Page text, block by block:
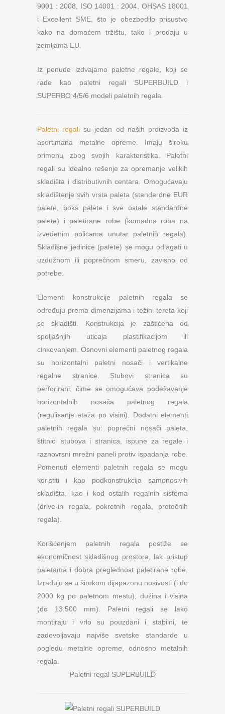
9001 : 2008, ISO 14001 : 2004, OHSAS 18001
i Excellent SME, što je obezbedilo prisustvo
kako na domaćem tržištu, tako i prodaju u
zemljama EU.
Iz ponude izdvajamo paletne regale, koji se
rade kao paletni regali SUPERBUILD i
SUPERBO 4/5/6 modeli paletnih regala.
Paletni regali su jedan od naših proizvoda iz
asortimana metalne opreme. Imaju široku
primenu zbog svojih karakteristika. Paletni
regali su idealno rešenje za opremanje velikih
skladišta i distributivnih centara. Omogućavaju
skladištenje svih vrsta paleta (standardne EUR
palete, boks palete i sve ostale standardne
palete) i paletirane robe (komadna roba na
izvedenim policama unutar paletnih regala).
Skladišne jedinice (palete) se mogu odlagati u
uzdužnom ili poprečnom smeru, zavisno od
potrebe.
Elementi konstrukcije paletnih regala se
određuju prema dimenzijama i težini tereta koji
se skladišti. Konstrukcija je zaštićena od
spoljašnjih uticaja plastifikacijom ili
cinkovanjem. Osnovni elementi paletnog regala
su horizontalni paletni nosači i vertikalne
regalne stranice. Stubovi stranica su
perforirani, čime se omogućava podešavanje
horizontalnih nosača paletnog regala
(regulisanje etaža po visini). Dodatni elementi
paletnih regala su: poprečni nosači paleta,
štitnici stubova i stranica, ispune za regale i
raznovrsni mrežni paneli protiv ispadanja robe.
Pomenuti elementi paletnih regala se mogu
koristiti i kao podkonstrukcija samonosivih
skladišta, kao i kod ostalih regalnih sistema
(drive-in regala, pokretnih regala, protočnih
regala).
Korišćenjem paletnih regala postiže se
ekonomičnost skladišnog prostora, lak pristup
paletama i dobra preglednost paletirane robe.
Izrađuju se u širokom dijapazonu nosivosti (i do
2000 kg po paletnom mestu), dužina i visina
(do 13.500 mm). Paletni regali se lako
montiraju i vrlo su pouzdani i stabilni, te
zadovoljavaju najviše svetske standarde u
pogledu metalne opreme, odnosno metalnih
regala.
Paletni regal SUPERBUILD